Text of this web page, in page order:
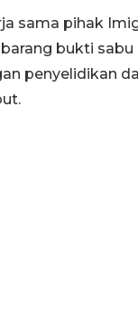
sama pihak
bukti
penyelidikan